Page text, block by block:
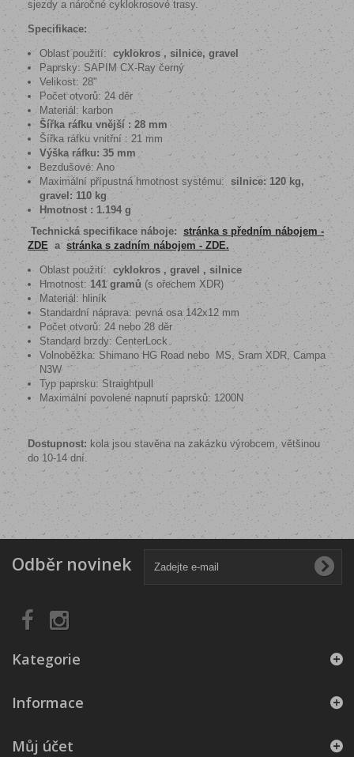
sjezdy a náročné cyklokrosové trasy.
Specifikace:
Oblast použití: cyklokros , silnice, gravel
Paprsky: SAPIM CX-Ray černý
Velikost: 28"
Počet otvorů: 24 děr
Materiál: karbon
Šířka ráfku vnější : 28 mm
Šířka ráfku vnitřní : 21 mm
Výška ráfku: 35 mm
Bezdušové: Ano
Maximální přípustná hmotnost systému: silnice: 120 kg,
gravel: 110 kg
Hmotnost : 1.194 g
Technická specifikace náboje: stránka s předním nábojem -
ZDE a stránka s zadním nábojem - ZDE.
Oblast použití:cyklokros , gravel , silnice
Hmotnost:141 gramů (s ořechem XDR)
Materiál: hliník
Standardní náprava: pevná osa 142x12 mm
Počet otvorů: 24 nebo 28 děr
Standard brzdy: CenterLock
Volnoběžka: Shimano HG Road nebo MS, Sram XDR, Campa
N3W
Typ paprsku: Straightpull
Maximální povolené napnutí paprsků: 1200N
Dostupnost: kola jsou stavěna na zakázku výrobcem, většinou
do 10-14 dní.
Odběr novinek
Kategorie
Informace
Můj účet